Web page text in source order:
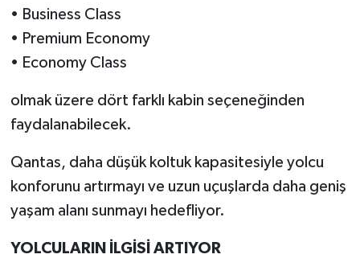
• Business Class
• Premium Economy
• Economy Class
olmak üzere dört farklı kabin seçeneğinden
faydalanabilecek.
Qantas, daha düşük koltuk kapasitesiyle yolcu
konforunu artırmayı ve uzun uçuşlarda daha geniş
yaşam alanı sunmayı hedefliyor.
YOLCULARIN İLGİSİ ARTIYOR